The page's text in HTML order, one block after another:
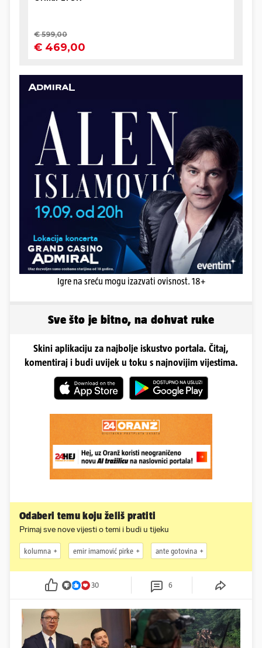
Igre na sreću mogu izazvati ovisnost. 18+
Sve što je bitno, na dohvat ruke
Skini aplikaciju za najbolje iskustvo portala. Čitaj,
komentiraj i budi uvijek u toku s najnovijim vijestima.
Odaberi temu koju želiš pratiti
Primaj sve nove vijesti o temi i budi u tijeku
kolumna emir imamović pirke ante gotovina
30 6